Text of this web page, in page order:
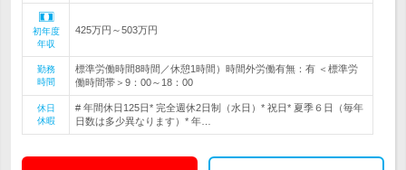
初年度
年収
425万円～503万円
勤務
時間
標準労働時間8時間／休憩1時間）時間外労働有無：有 ＜標準労
働時間帯＞9：00～18：00
休日
休暇
# 年間休日125日* 完全週休2日制（水日）* 祝日* 夏季６日（毎年
日数は多少異なります）* 年…